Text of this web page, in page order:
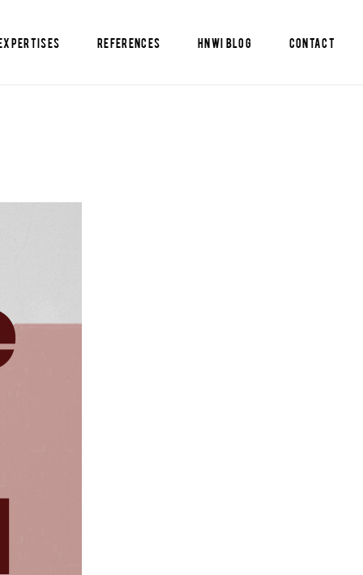
REFERENCES HNWI BLOG CONTACT